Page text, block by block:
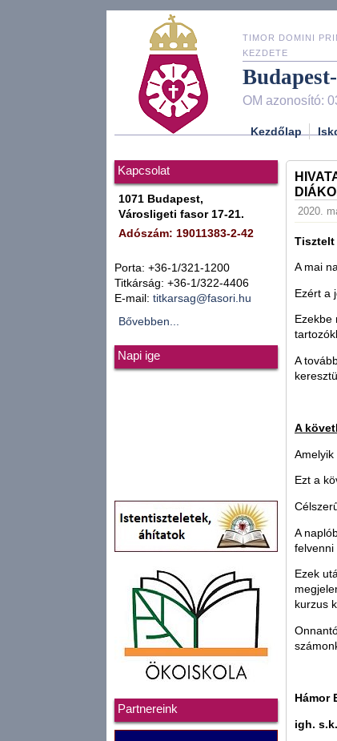
TIMOR DOMINI
KEZDETE
OM azonosító:
Kezdőlap
Kapcsolat
1071 Budapest,
Városligeti fasor 17-21.
Adószám: 19011383-2-42
Porta: +36-1/321-1200
Titkárság: +36-1/322-4406
E-mail: titkarsag@fasori.hu
Bővebben...
Napi ige
Partnereink
2020.
Tisztelt
A mai
Ezért a
Ezekbe
A
A
Amelyik
Ezt a
A
felvenni
Ezek
kurzus
Hámor
igh. s.k.